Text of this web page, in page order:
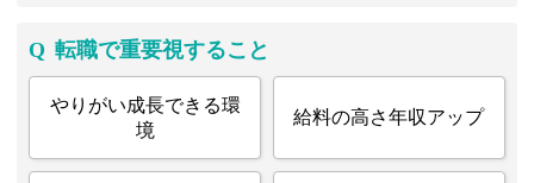
Q 転職で重要視すること
やりがい成長できる環
境
給料の高さ年収アップ